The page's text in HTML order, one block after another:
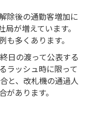
除後の通勤客増加に
が増えています。
多くあります。
日の渡って公表する
ラッシュ時に限って
と、改札機の通過人
あります。